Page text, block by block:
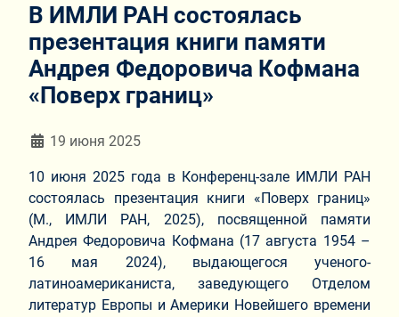
В ИМЛИ РАН состоялась
презентация книги памяти
Андрея Федоровича Кофмана
«Поверх границ»
Информация о материале
19 июня 2025
10 июня 2025 года в Конференц-зале ИМЛИ РАН
состоялась презентация книги «Поверх границ»
(М., ИМЛИ РАН, 2025), посвященной памяти
Андрея Федоровича Кофмана (17 августа 1954 –
16 мая 2024), выдающегося ученого-
латиноамериканиста, заведующего Отделом
литератур Европы и Америки Новейшего времени